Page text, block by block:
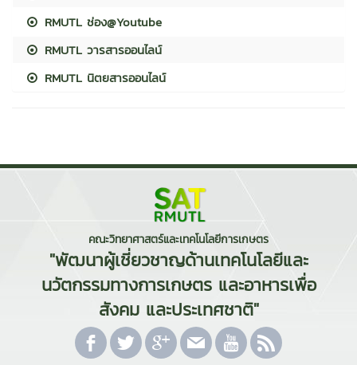
RMUTL ช่อง@Youtube
RMUTL วารสารออนไลน์
RMUTL นิตยสารออนไลน์
คณะวิทยาศาสตร์และเทคโนโลยีการเกษตร
"พัฒนาผู้เชี่ยวชาญด้านเทคโนโลยีและ
นวัตกรรมทางการเกษตร และอาหารเพื่อ
สังคม และประเทศชาติ"